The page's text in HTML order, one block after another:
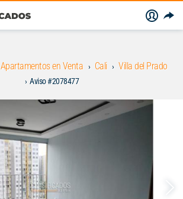
Apartamentos en Venta Cali Villa del Prado
Aviso #2078477